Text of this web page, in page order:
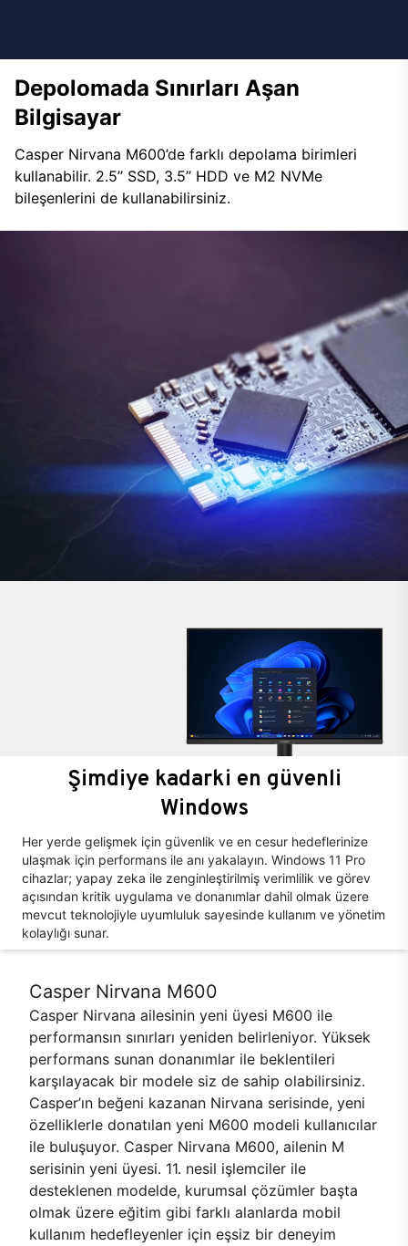
Depolomada Sınırları Aşan
Bilgisayar
Casper Nirvana M600’de farklı depolama birimleri
kullanabilir. 2.5’’ SSD, 3.5’’ HDD ve M2 NVMe
bileşenlerini de kullanabilirsiniz.
Şimdiye kadarki en güvenli
Windows
Her yerde gelişmek için güvenlik ve en cesur hedeflerinize
ulaşmak için performans ile anı yakalayın. Windows 11 Pro
cihazlar; yapay zeka ile zenginleştirilmiş verimlilik ve görev
açısından kritik uygulama ve donanımlar dahil olmak üzere
mevcut teknolojiyle uyumluluk sayesinde kullanım ve yönetim
kolaylığı sunar.
Casper Nirvana M600
Casper Nirvana ailesinin yeni üyesi M600 ile
performansın sınırları yeniden belirleniyor. Yüksek
performans sunan donanımlar ile beklentileri
karşılayacak bir modele siz de sahip olabilirsiniz.
Casper’ın beğeni kazanan Nirvana serisinde, yeni
özelliklerle donatılan yeni M600 modeli kullanıcılar
ile buluşuyor. Casper Nirvana M600, ailenin M
serisinin yeni üyesi. 11. nesil işlemciler ile
desteklenen modelde, kurumsal çözümler başta
olmak üzere eğitim gibi farklı alanlarda mobil
kullanım hedefleyenler için eşsiz bir deneyim